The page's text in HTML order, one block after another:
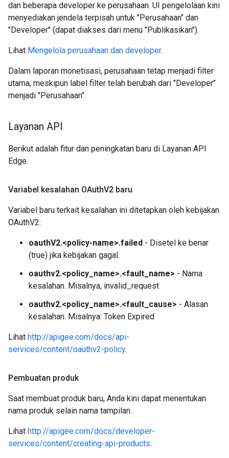
dan beberapa developer ke perusahaan. UI pengelolaan kini
menyediakan jendela terpisah untuk "Perusahaan" dan
"Developer" (dapat diakses dari menu "Publikasikan").
Lihat Mengelola perusahaan dan developer.
Dalam laporan monetisasi, perusahaan tetap menjadi filter
utama, meskipun label filter telah berubah dari "Developer"
menjadi "Perusahaan".
Layanan API
Berikut adalah fitur dan peningkatan baru di Layanan API
Edge.
Variabel kesalahan OAuthV2 baru
Variabel baru terkait kesalahan ini ditetapkan oleh kebijakan
OAuthV2:
oauthV2.<policy-name>.failed - Disetel ke benar
(true) jika kebijakan gagal.
oauthv2.<policy_name>.<fault_name> - Nama
kesalahan. Misalnya, invalid_request
oauthv2.<policy_name>.<fault_cause> - Alasan
kesalahan. Misalnya: Token Expired
Lihat http://apigee.com/docs/api-
services/content/oauthv2-policy.
Pembuatan produk
Saat membuat produk baru, Anda kini dapat menentukan
nama produk selain nama tampilan.
Lihat http://apigee.com/docs/developer-
services/content/creating-api-products.